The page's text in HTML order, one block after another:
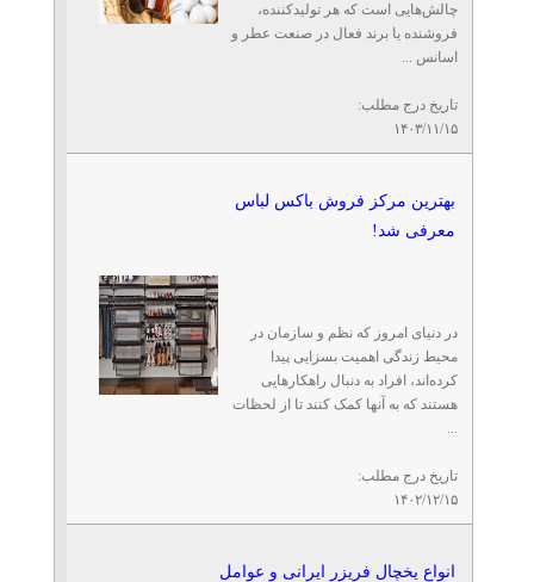
چالش‌هایی است که هر تولیدکننده،
فروشنده یا برند فعال در صنعت عطر و
اسانس ...
تاریخ درج مطلب:
۱۴۰۳/۱۱/۱۵
بهترین مرکز فروش باکس لباس
معرفی شد!
در دنیای امروز که نظم و سازمان در
محیط زندگی اهمیت بسزایی پیدا
کرده‌اند، افراد به دنبال راهکارهایی
هستند که به آنها کمک کنند تا از لحظات
...
تاریخ درج مطلب:
۱۴۰۲/۱۲/۱۵
انواع یخچال فریزر ایرانی و عوامل